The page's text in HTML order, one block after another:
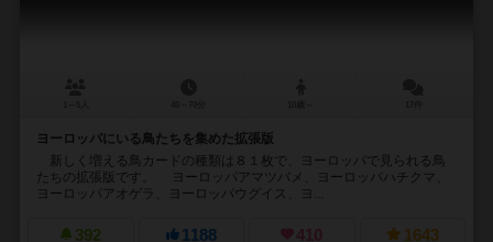
ヨーロッパにいる鳥たちを集めた拡張版
新しく増える鳥カードの種類は８１枚で、ヨーロッパで見られる鳥
たちの拡張版です。 ヨーロッパアマツバメ、ヨーロッパハチクマ、
ヨーロッパアオゲラ、ヨーロッパウグイス、ヨ...
392 1188 410 1643